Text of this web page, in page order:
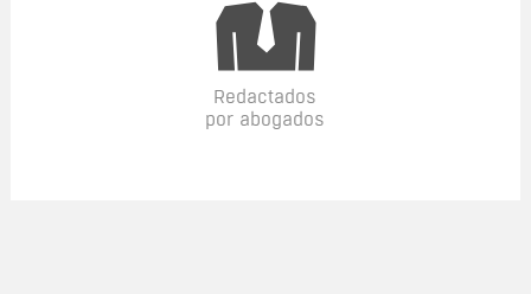
Redactados
por abogados